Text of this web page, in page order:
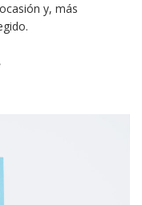
y, más